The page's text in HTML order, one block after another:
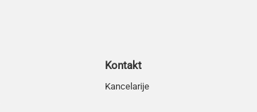
Kontakt
Kancelarije